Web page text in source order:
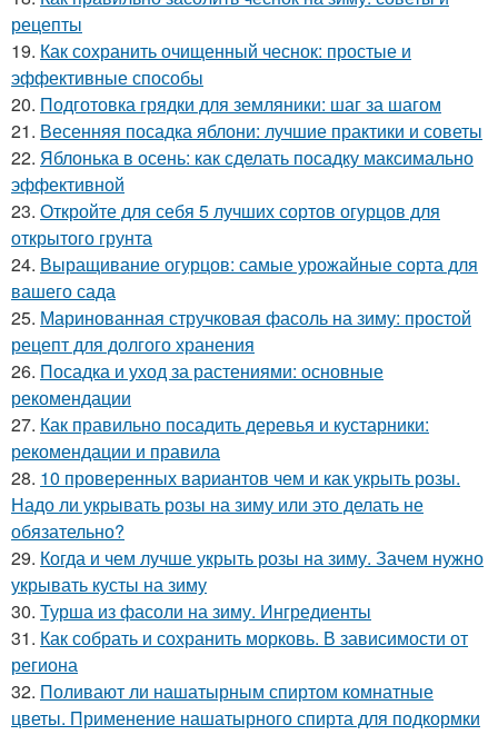
рецепты
19. Как сохранить очищенный чеснок: простые и
эффективные способы
20. Подготовка грядки для земляники: шаг за шагом
21. Весенняя посадка яблони: лучшие практики и советы
22. Яблонька в осень: как сделать посадку максимально
эффективной
23. Откройте для себя 5 лучших сортов огурцов для
открытого грунта
24. Выращивание огурцов: самые урожайные сорта для
вашего сада
25. Маринованная стручковая фасоль на зиму: простой
рецепт для долгого хранения
26. Посадка и уход за растениями: основные
рекомендации
27. Как правильно посадить деревья и кустарники:
рекомендации и правила
28. 10 проверенных вариантов чем и как укрыть розы.
Надо ли укрывать розы на зиму или это делать не
обязательно?
29. Когда и чем лучше укрыть розы на зиму. Зачем нужно
укрывать кусты на зиму
30. Турша из фасоли на зиму. Ингредиенты
31. Как собрать и сохранить морковь. В зависимости от
региона
32. Поливают ли нашатырным спиртом комнатные
цветы. Применение нашатырного спирта для подкормки